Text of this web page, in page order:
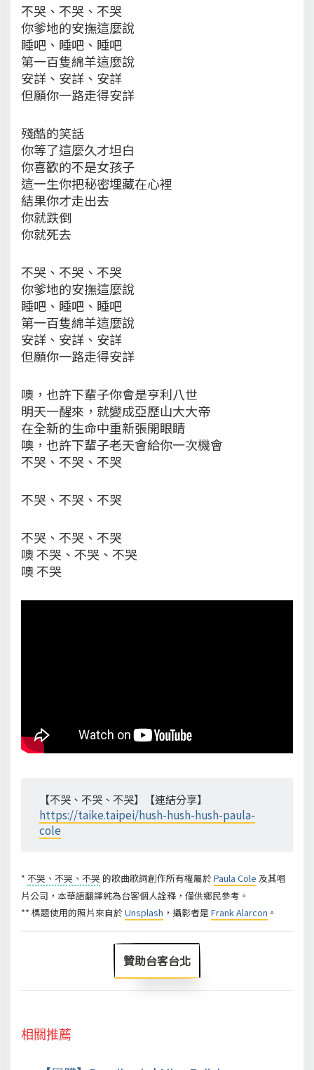
不哭、不哭、不哭
你爹地的安撫這麼說
睡吧、睡吧、睡吧
第一百隻綿羊這麼說
安詳、安詳、安詳
但願你一路走得安詳
殘酷的笑話
你等了這麼久才坦白
你喜歡的不是女孩子
這一生你把秘密埋藏在心裡
結果你才走出去
你就跌倒
你就死去
不哭、不哭、不哭
你爹地的安撫這麼說
睡吧、睡吧、睡吧
第一百隻綿羊這麼說
安詳、安詳、安詳
但願你一路走得安詳
噢，也許下輩子你會是亨利八世
明天一醒來，就變成亞歷山大大帝
在全新的生命中重新張開眼睛
噢，也許下輩子老天會給你一次機會
不哭、不哭、不哭
不哭、不哭、不哭
不哭、不哭、不哭
噢 不哭、不哭、不哭
噢 不哭
【不哭、不哭、不哭】【連結分享】
https://taike.taipei/hush-hush-hush-paula-
cole
* 不哭、不哭、不哭 的歌曲歌詞創作所有權屬於Paula Cole 及其唱
片公司，本華語翻譯純為台客個人詮釋，僅供鄉民參考。
** 標題使用的照片來自於Unsplash ，攝影者是 Frank Alarcon 。
贊助台客台北
相關推薦